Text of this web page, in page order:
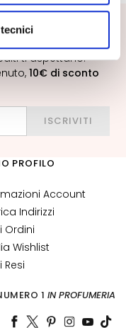
opzioni", potrà
cookie
ti aspettano!
10€ di sconto
ISCRIVITI
PROFILO
Account
Indirizzi
Ordini
Wishlist
Resi
1 IN PROFUMERIA